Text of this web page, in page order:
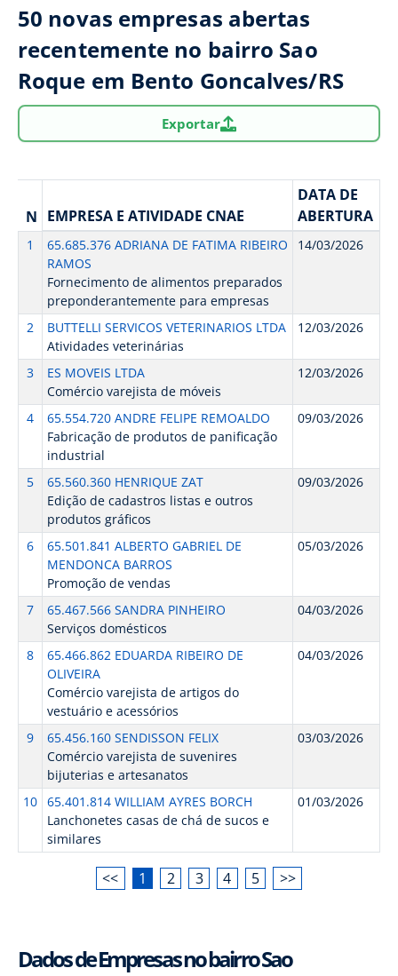
50 novas empresas abertas
recentemente no bairro Sao
Roque em Bento Goncalves/RS
Exportar
N EMPRESA E ATIVIDADE CNAE
DATA DE
ABERTURA
1
65.685.376 ADRIANA DE FATIMA RIBEIRO
RAMOS
Fornecimento de alimentos preparados
preponderantemente para empresas
14/03/2026
2
BUTTELLI SERVICOS VETERINARIOS LTDA
Atividades veterinárias
12/03/2026
3
ES MOVEIS LTDA
Comércio varejista de móveis
12/03/2026
4
65.554.720 ANDRE FELIPE REMOALDO
Fabricação de produtos de panificação
industrial
09/03/2026
5
65.560.360 HENRIQUE ZAT
Edição de cadastros listas e outros
produtos gráficos
09/03/2026
6
65.501.841 ALBERTO GABRIEL DE
MENDONCA BARROS
Promoção de vendas
05/03/2026
7
65.467.566 SANDRA PINHEIRO
Serviços domésticos
04/03/2026
8
65.466.862 EDUARDA RIBEIRO DE
OLIVEIRA
Comércio varejista de artigos do
vestuário e acessórios
04/03/2026
9
65.456.160 SENDISSON FELIX
Comércio varejista de suvenires
bijuterias e artesanatos
03/03/2026
10 65.401.814 WILLIAM AYRES BORCH
Lanchonetes casas de chá de sucos e
similares
01/03/2026
<< 1 2 3 4 5 >>
Dados de Empresas no bairro Sao